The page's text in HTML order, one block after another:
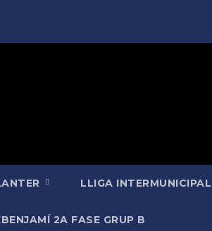
LLIGA INTERMUNICIPAL
2A FASE GRUP B